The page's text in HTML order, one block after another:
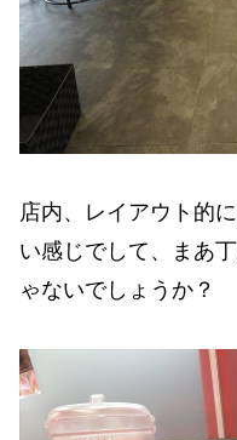
店内、レイアウト的
い感じでして、まあ
ゃないでしょうか？